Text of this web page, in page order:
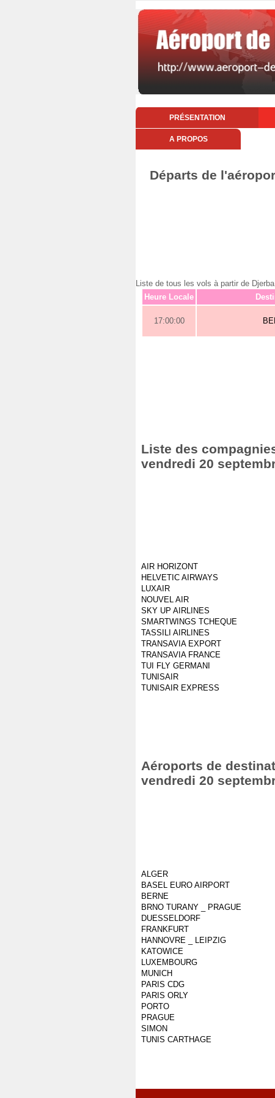
PRÉSENTATION
A PROPOS
Départs de
Liste de tous les vols à partir de
Heure Locale
17:00:00
Liste des
vendredi 20
AIR HORIZONT
HELVETIC AIRWAYS
LUXAIR
NOUVEL AIR
SKY UP AIRLINES
SMARTWINGS TCHEQUE
TASSILI AIRLINES
TRANSAVIA EXPORT
TRANSAVIA FRANCE
TUI FLY GERMANI
TUNISAIR
TUNISAIR EXPRESS
Aéroports de
vendredi 20
ALGER
BASEL EURO AIRPORT
BERNE
BRNO TURANY _ PRAGUE
DUESSELDORF
FRANKFURT
HANNOVRE _ LEIPZIG
KATOWICE
LUXEMBOURG
MUNICH
PARIS CDG
PARIS ORLY
PORTO
PRAGUE
SIMON
TUNIS CARTHAGE